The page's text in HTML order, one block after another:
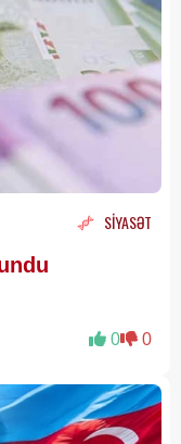
SİYASƏT
0 0